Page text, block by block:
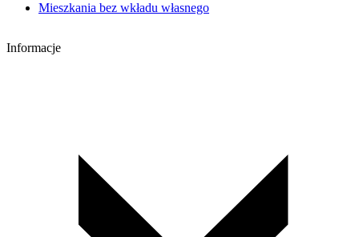
Mieszkania bez wkładu własnego
Informacje